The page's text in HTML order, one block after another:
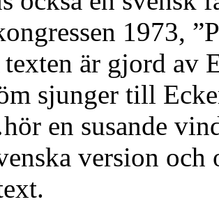
1973,
texten är gjord
sjunger till
en susande
version